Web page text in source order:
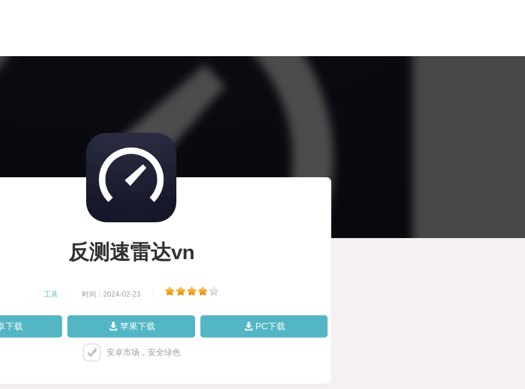
反测速雷达vn
工具 时间：2024-02-23
下载 苹果下载 PC下载
安卓市场，安全绿色